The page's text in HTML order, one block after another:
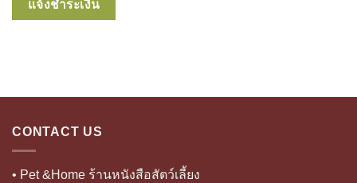
CONTACT US
• Pet &Home ร้านหนังสือสัตว์เลี้ยง